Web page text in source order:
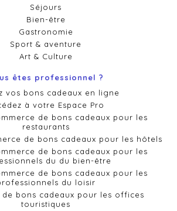
Séjours
Bien-être
Gastronomie
Sport & aventure
Art & Culture
êtes professionnel ?
vos bons cadeaux en ligne
à votre Espace Pro
de bons cadeaux pour les
restaurants
de bons cadeaux pour les hôtels
de bons cadeaux pour les
du du bien-être
de bons cadeaux pour les
du loisir
de bons cadeaux pour les offices
touristiques